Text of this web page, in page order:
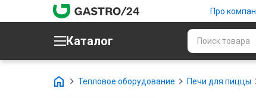
Про
Каталог
Тепловое оборудование Печи для пиццы